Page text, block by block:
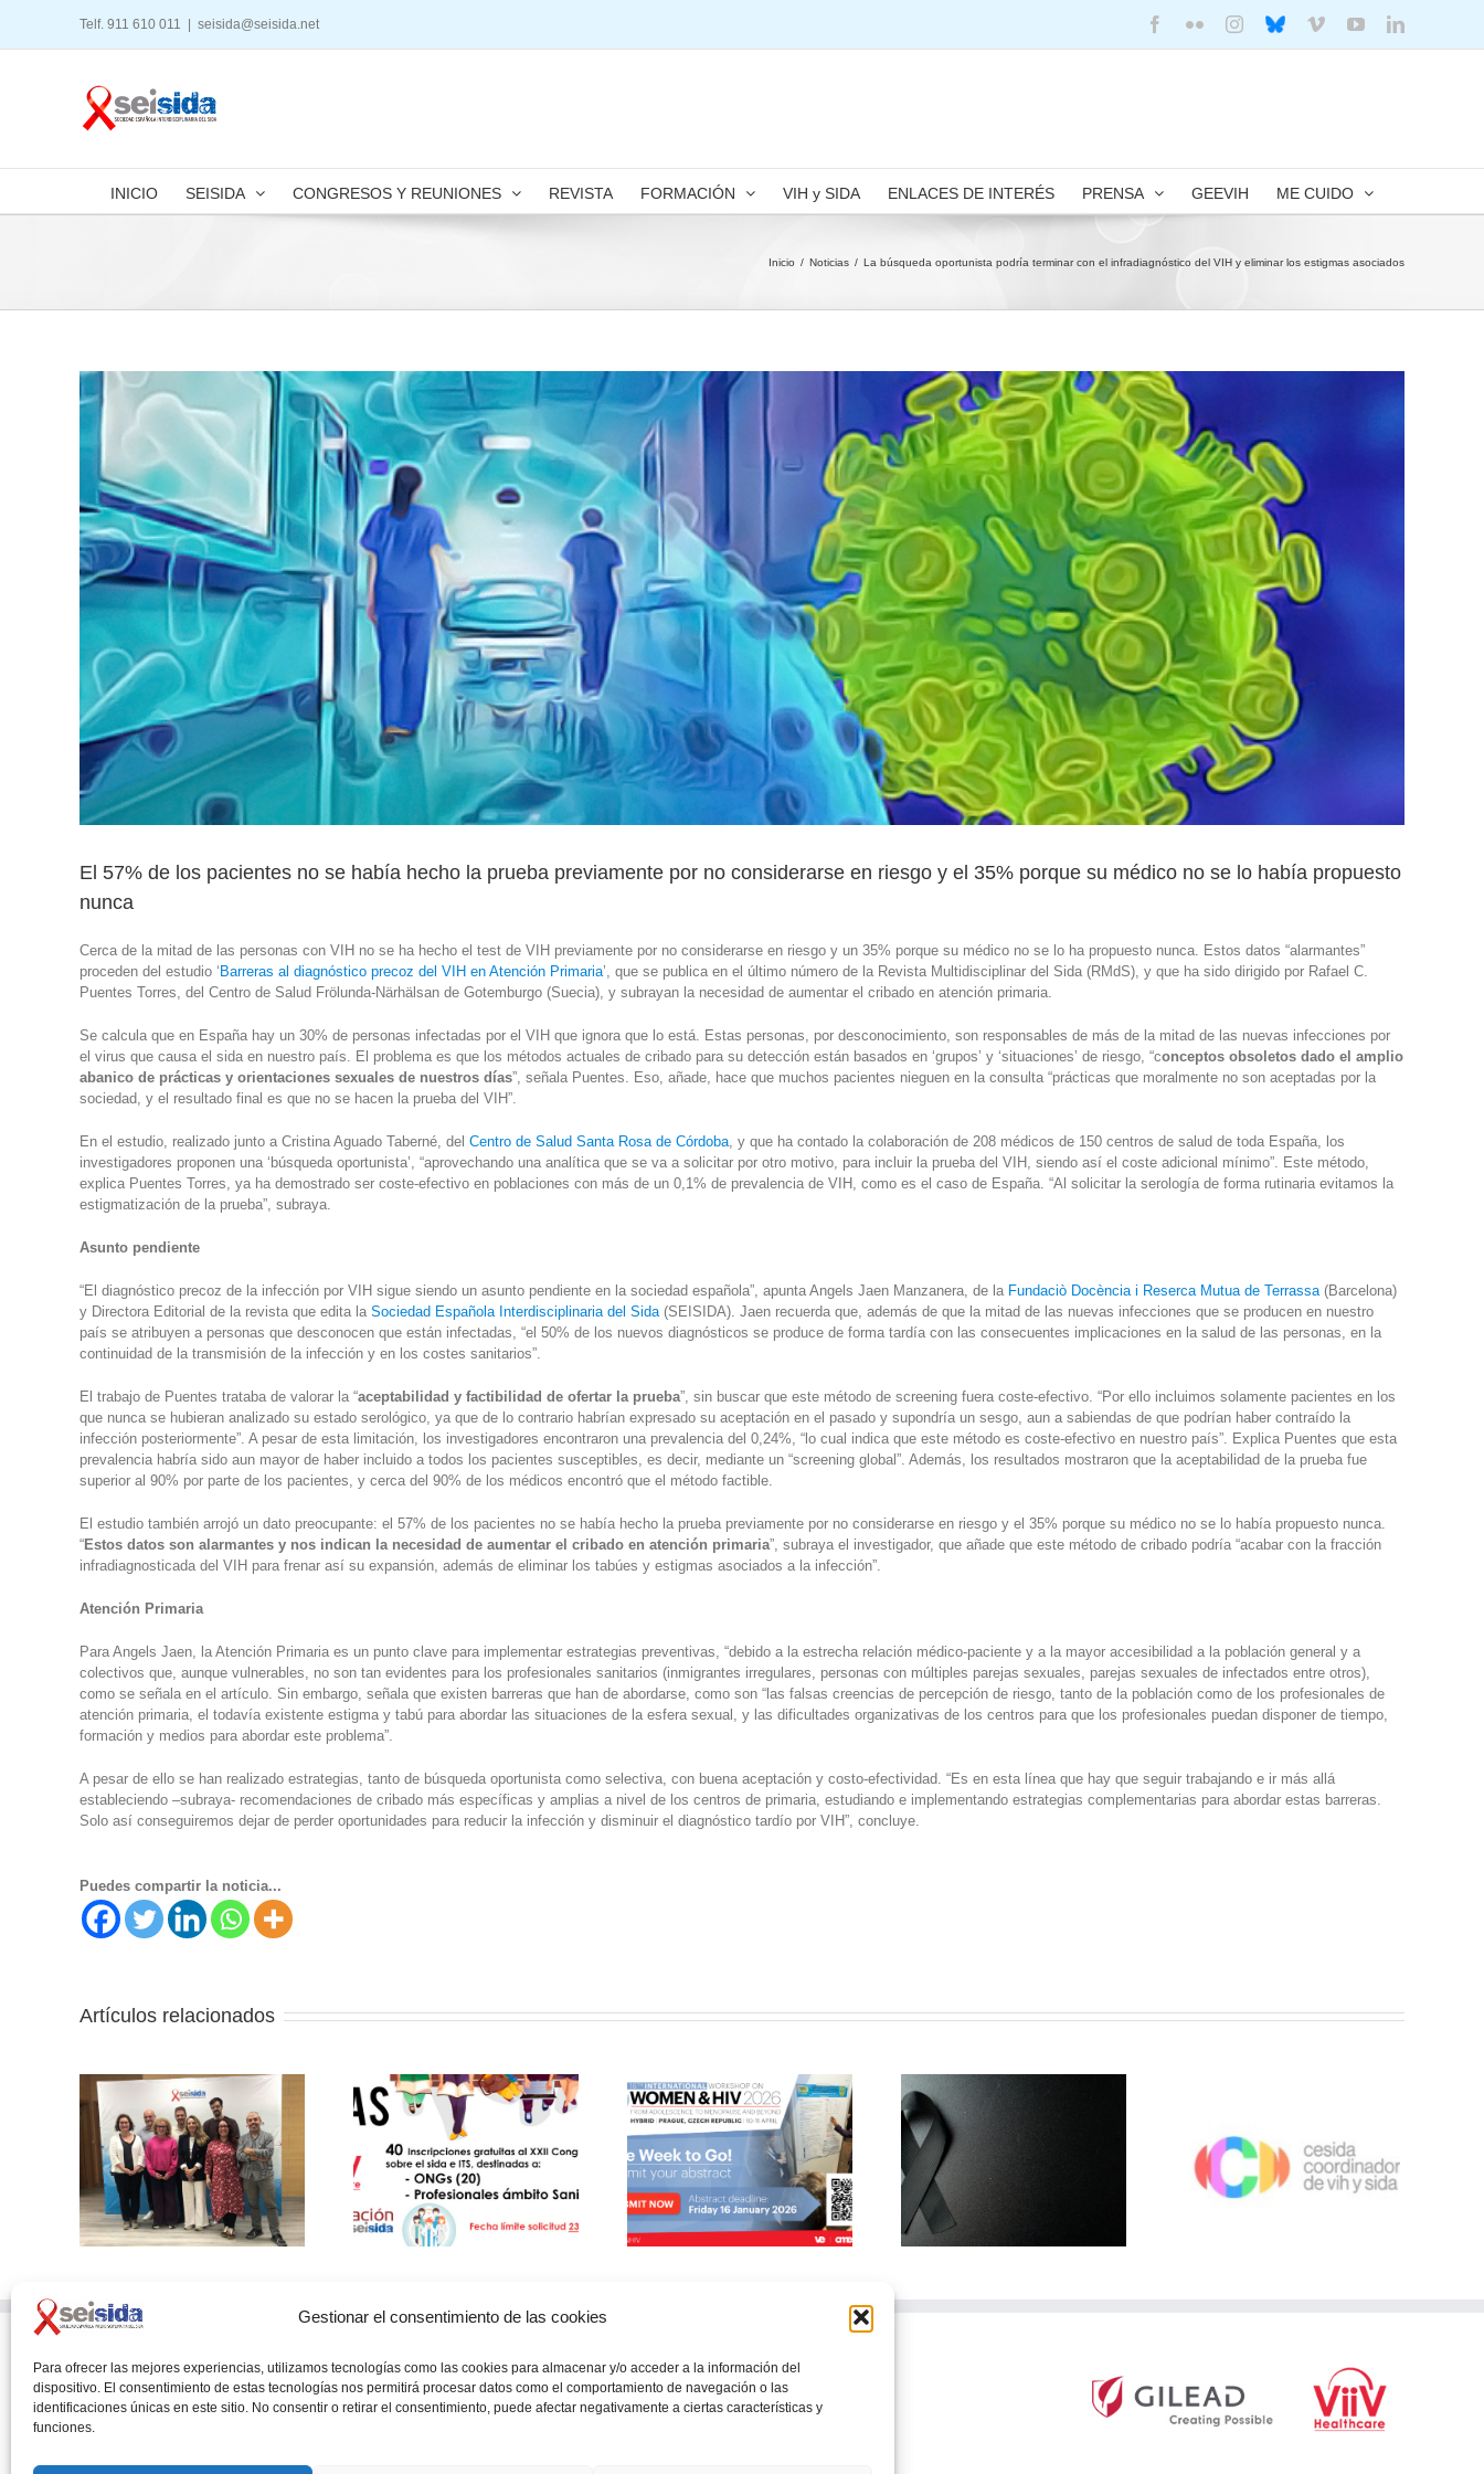
Gestionar el consentimiento de las cookies
Para ofrecer las mejores experiencias, utilizamos tecnologías como las cookies para almacenar y/o acceder a la información del
dispositivo. El consentimiento de estas tecnologías nos permitirá procesar datos como el comportamiento de navegación o las
identificaciones únicas en este sitio. No consentir o retirar el consentimiento, puede afectar negativamente a ciertas características y
funciones.
contenido
Telf. 911 610 011 seisida@seisida.net Facebook
FlickrInstagram
BlueskyVimeoYouTubeLinkedIn
INICIO SEISIDA CONGRESOS Y REUNIONES REVISTA FORMACIÓN VIH y SIDA ENLACES DE INTERÉS PRENSA GEEVIH ME CUIDO
Inicio / Noticias / La búsqueda oportunista podría terminar con el infradiagnóstico del VIH y eliminar los estigmas asociados
Ver
imagen
más
grande
El 57% de los pacientes no se había hecho la prueba previamente por no considerarse en riesgo y el 35% porque su médico no se lo había propuesto
nunca
Cerca de la mitad de las personas con VIH no se ha hecho el test de VIH previamente por no considerarse en riesgo y un 35% porque su médico no se lo ha propuesto nunca. Estos datos “alarmantes”
proceden del estudio ‘ Barreras al diagnóstico precoz del VIH en Atención Primaria’, que se publica en el último número de la Revista Multidisciplinar del Sida (RMdS), y que ha sido dirigido por Rafael C.
Puentes Torres, del Centro de Salud Frölunda-Närhälsan de Gotemburgo (Suecia), y subrayan la necesidad de aumentar el cribado en atención primaria.
Se calcula que en España hay un 30% de personas infectadas por el VIH que ignora que lo está. Estas personas, por desconocimiento, son responsables de más de la mitad de las nuevas infecciones por
el virus que causa el sida en nuestro país. El problema es que los métodos actuales de cribado para su detección están basados en ‘grupos’ y ‘situaciones’ de riesgo, “conceptos obsoletos dado el amplio
abanico de prácticas y orientaciones sexuales de nuestros días”, señala Puentes. Eso, añade, hace que muchos pacientes nieguen en la consulta “prácticas que moralmente no son aceptadas por la
sociedad, y el resultado final es que no se hacen la prueba del VIH”.
En el estudio, realizado junto a Cristina Aguado Taberné, del Centro de Salud Santa Rosa de Córdoba , y que ha contado la colaboración de 208 médicos de 150 centros de salud de toda España, los
investigadores proponen una ‘búsqueda oportunista’, “aprovechando una analítica que se va a solicitar por otro motivo, para incluir la prueba del VIH, siendo así el coste adicional mínimo”. Este método,
explica Puentes Torres, ya ha demostrado ser coste-efectivo en poblaciones con más de un 0,1% de prevalencia de VIH, como es el caso de España. “Al solicitar la serología de forma rutinaria evitamos la
estigmatización de la prueba”, subraya.
Asunto pendiente
“El diagnóstico precoz de la infección por VIH sigue siendo un asunto pendiente en la sociedad española”, apunta Angels Jaen Manzanera, de la Fundaciò Docència i Reserca Mutua de Terrassa (Barcelona)
y Directora Editorial de la revista que edita la Sociedad Española Interdisciplinaria del Sida (SEISIDA). Jaen recuerda que, además de que la mitad de las nuevas infecciones que se producen en nuestro
país se atribuyen a personas que desconocen que están infectadas, “el 50% de los nuevos diagnósticos se produce de forma tardía con las consecuentes implicaciones en la salud de las personas, en la
continuidad de la transmisión de la infección y en los costes sanitarios”.
El trabajo de Puentes trataba de valorar la “aceptabilidad y factibilidad de ofertar la prueba”, sin buscar que este método de screening fuera coste-efectivo. “Por ello incluimos solamente pacientes en los
que nunca se hubieran analizado su estado serológico, ya que de lo contrario habrían expresado su aceptación en el pasado y supondría un sesgo, aun a sabiendas de que podrían haber contraído la
infección posteriormente”. A pesar de esta limitación, los investigadores encontraron una prevalencia del 0,24%, “lo cual indica que este método es coste-efectivo en nuestro país”. Explica Puentes que esta
prevalencia habría sido aun mayor de haber incluido a todos los pacientes susceptibles, es decir, mediante un “screening global”. Además, los resultados mostraron que la aceptabilidad de la prueba fue
superior al 90% por parte de los pacientes, y cerca del 90% de los médicos encontró que el método factible.
El estudio también arrojó un dato preocupante: el 57% de los pacientes no se había hecho la prueba previamente por no considerarse en riesgo y el 35% porque su médico no se lo había propuesto nunca.
“Estos datos son alarmantes y nos indican la necesidad de aumentar el cribado en atención primaria”, subraya el investigador, que añade que este método de cribado podría “acabar con la fracción
infradiagnosticada del VIH para frenar así su expansión, además de eliminar los tabúes y estigmas asociados a la infección”.
Atención Primaria
Para Angels Jaen, la Atención Primaria es un punto clave para implementar estrategias preventivas, “debido a la estrecha relación médico-paciente y a la mayor accesibilidad a la población general y a
colectivos que, aunque vulnerables, no son tan evidentes para los profesionales sanitarios (inmigrantes irregulares, personas con múltiples parejas sexuales, parejas sexuales de infectados entre otros),
como se señala en el artículo. Sin embargo, señala que existen barreras que han de abordarse, como son “las falsas creencias de percepción de riesgo, tanto de la población como de los profesionales de
atención primaria, el todavía existente estigma y tabú para abordar las situaciones de la esfera sexual, y las dificultades organizativas de los centros para que los profesionales puedan disponer de tiempo,
formación y medios para abordar este problema”.
A pesar de ello se han realizado estrategias, tanto de búsqueda oportunista como selectiva, con buena aceptación y costo-efectividad. “Es en esta línea que hay que seguir trabajando e ir más allá
estableciendo –subraya- recomendaciones de cribado más específicas y amplias a nivel de los centros de primaria, estudiando e implementando estrategias complementarias para abordar estas barreras.
Solo así conseguiremos dejar de perder oportunidades para reducir la infección y disminuir el diagnóstico tardío por VIH”, concluye.
Puedes compartir la noticia...
Artículos relacionados
Becas Fundación SEISIDA
– ViiV Healthcare
16th International Workshop
on Women & HIV 2026
Arantxa Arrillaga
CESIDA, SEISIDA y Apoyo
VIH debe servir para frenar
SEISIDA
Glorieta de Quevedo, 9 – 5º
28015 – MADRID